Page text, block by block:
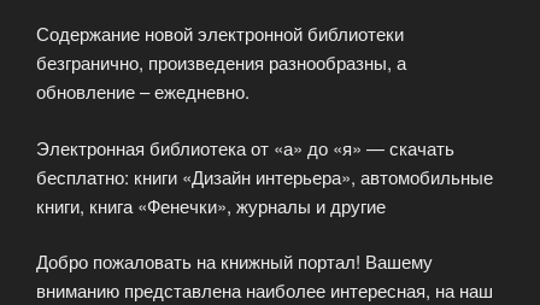
Содержание новой электронной библиотеки
безгранично, произведения разнообразны, а
обновление – ежедневно.
Электронная библиотека от «а» до «я» — скачать
бесплатно: книги «Дизайн интерьера», автомобильные
книги, книга «Фенечки», журналы и другие
Добро пожаловать на книжный портал! Вашему
вниманию представлена наиболее интересная, на наш